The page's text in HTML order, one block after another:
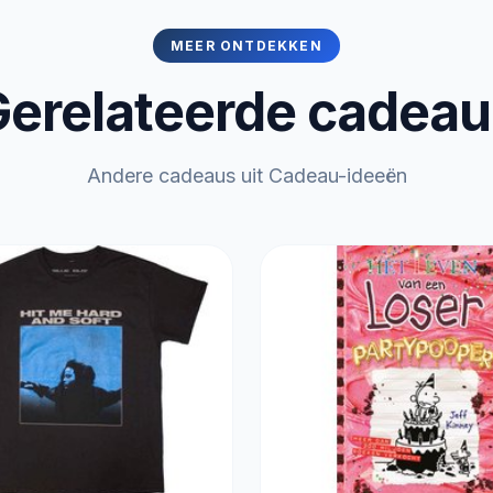
MEER ONTDEKKEN
Andere cadeaus uit Cadeau-ideeën